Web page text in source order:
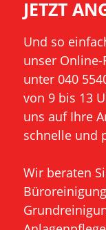
JETZT
Und so
unser
unter 040
von 9 bis 13
uns auf Ihre
schnelle und
Wir beraten